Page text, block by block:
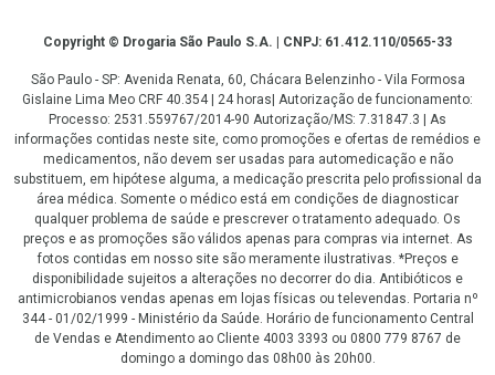
CopyrightCopyright © Drogaria São Paulo S.A. | CNPJ: 61.412.110/0565-33
São Paulo - SP: Avenida Renata, 60, Chácara Belenzinho - Vila Formosa
Gislaine Lima Meo CRF 40.354 | 24 horas| Autorização de funcionamento:
Processo: 2531.559767/2014-90 Autorização/MS: 7.31847.3 | As
informações contidas neste site, como promoções e ofertas de remédios e
medicamentos, não devem ser usadas para automedicação e não
substituem, em hipótese alguma, a medicação prescrita pelo profissional da
área médica. Somente o médico está em condições de diagnosticar
qualquer problema de saúde e prescrever o tratamento adequado. Os
preços e as promoções são válidos apenas para compras via internet. As
fotos contidas em nosso site são meramente ilustrativas. *Preços e
disponibilidade sujeitos a alterações no decorrer do dia. Antibióticos e
antimicrobianos vendas apenas em lojas físicas ou televendas. Portaria nº
344 - 01/02/1999 - Ministério da Saúde. Horário de funcionamento Central
de Vendas e Atendimento ao Cliente 4003 3393 ou 0800 779 8767 de
domingo a domingo das 08h00 às 20h00.